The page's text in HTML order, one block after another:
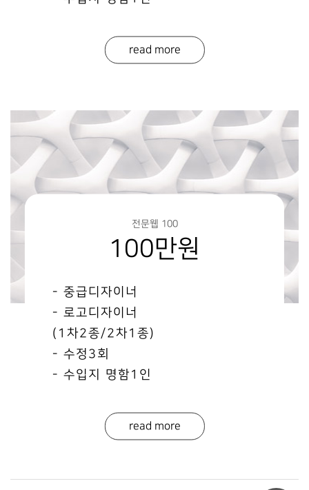
read more
전문웹 100
100만원
- 중급디자이너
- 로고디자이너
(1차2종/2차1종)
- 수정3회
- 수입지 명함1인
read more